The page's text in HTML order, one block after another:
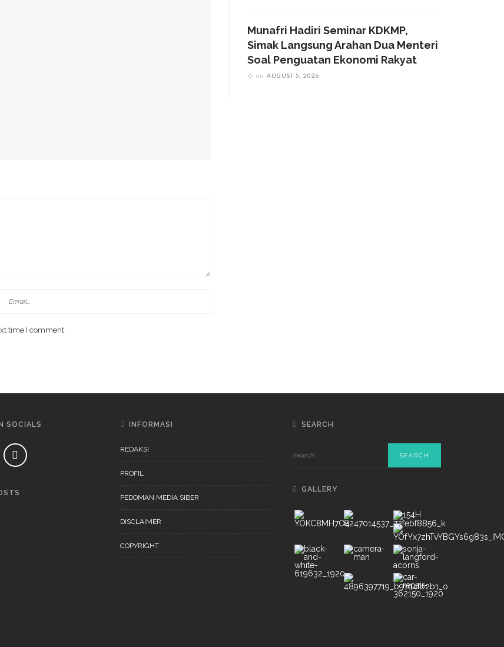
time I comment.
Munafri Hadiri Seminar KDKMP,
Simak Langsung Arahan Dua Menteri
Soal Penguatan Ekonomi Rakyat
on AUGUST 5, 2026
SOCIALS INFORMASI
REDAKSI
PROFIL
PEDOMAN MEDIA SIBER
DISCLAIMER
COPYRIGHT
SEARCH
GALLERY